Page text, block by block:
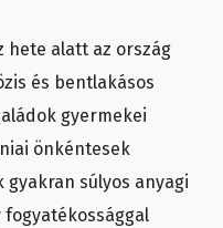
hete alatt az ország
és bentlakásos
gyermekei
önkéntesek
súlyos anyagi
fogyatékossággal